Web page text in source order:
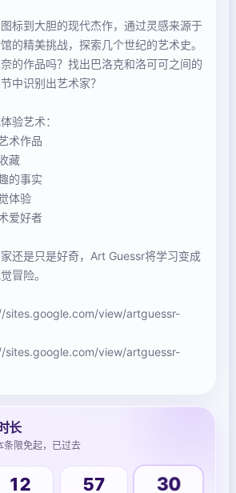
标到大胆的现代杰作，通过灵感来源于
的精美挑战，探索几个世纪的艺术史。
的作品吗？找出巴洛克和洛可可之间的
中识别出艺术家？
验艺术：
术作品
藏
的事实
体验
爱好者
还是只是好奇，Art Guessr将学习变成
冒险。
sites.google.com/view/artguessr-
sites.google.com/view/artguessr-
长
条限免起，已过去
12 57 30